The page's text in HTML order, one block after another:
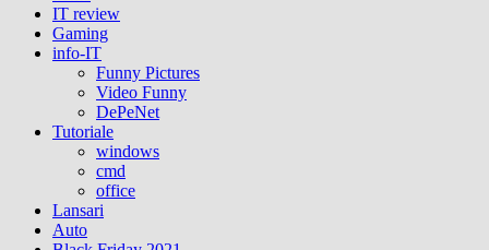
IT review
Gaming
info-IT
Funny Pictures
Video Funny
DePeNet
Tutoriale
windows
cmd
office
Lansari
Auto